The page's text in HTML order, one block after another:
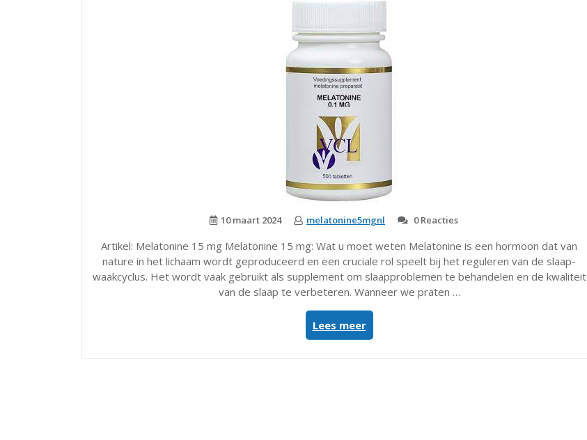
een
betere
nachtrust”
10 maart 2024 melatonine5mgnl 0 Reacties
Artikel: Melatonine 15 mg Melatonine 15 mg: Wat u moet weten Melatonine is een hormoon dat van
nature in het lichaam wordt geproduceerd en een cruciale rol speelt bij het reguleren van de slaap-
waakcyclus. Het wordt vaak gebruikt als supplement om slaapproblemen te behandelen en de kwaliteit
van de slaap te verbeteren. Wanneer we praten …
Lees meer“Alles
wat
u